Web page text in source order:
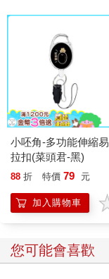
小呸角-多功能伸縮易
拉扣(菜頭君-黑)
88 折 特價 79 元
加入購物車
您可能會喜歡